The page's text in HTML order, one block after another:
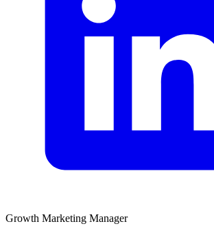
Growth Marketing Manager